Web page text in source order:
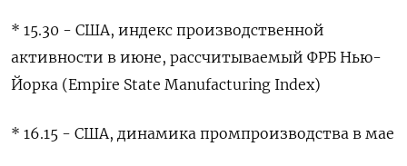
* 15.30 - США, индекс производственной
активности в июне, рассчитываемый ФРБ ​Нью-
Йорка (Empire State ⁠Manufacturing Index)
* 16.15 - США, динамика промпроизводства в ‌мае